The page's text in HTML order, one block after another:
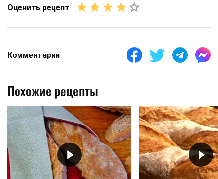
Оценить рецепт
Комментарии
Похожие рецепты